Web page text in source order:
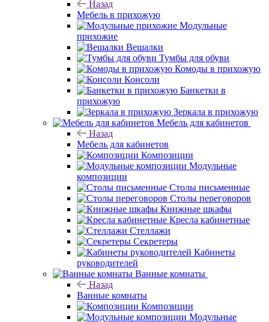
Назад
Мебель в прихожую
Модульные
прихожие
Вешалки
Тумбы для обуви
Комоды в прихожую
Консоли
Банкетки в
прихожую
Зеркала в прихожую
Мебель для кабинетов
Назад
Мебель для кабинетов
Композиции
Модульные
композиции
Столы письменные
Столы переговоров
Книжные шкафы
Кресла кабинетные
Стеллажи
Секретеры
Кабинеты
руководителей
Ванные комнаты
Назад
Ванные комнаты
Композиции
Модульные